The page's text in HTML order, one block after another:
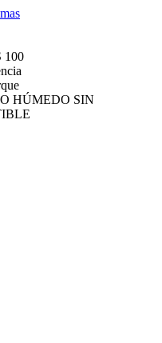
100
HÚMEDO SIN